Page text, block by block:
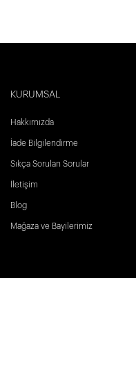
KURUMSAL
Hakkımızda
İade Bilgilendirme
Sıkça Sorulan Sorular
İletişim
Blog
Mağaza ve Bayilerimiz